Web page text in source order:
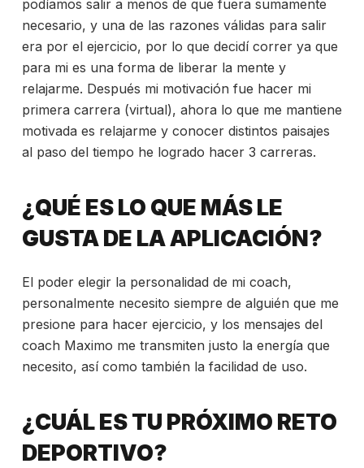
podíamos salir a menos de que fuera sumamente
necesario, y una de las razones válidas para salir
era por el ejercicio, por lo que decidí correr ya que
para mi es una forma de liberar la mente y
relajarme. Después mi motivación fue hacer mi
primera carrera (virtual), ahora lo que me mantiene
motivada es relajarme y conocer distintos paisajes
al paso del tiempo he logrado hacer 3 carreras.
¿QUÉ ES LO QUE MÁS LE
GUSTA DE LA APLICACIÓN?
El poder elegir la personalidad de mi coach,
personalmente necesito siempre de alguién que me
presione para hacer ejercicio, y los mensajes del
coach Maximo me transmiten justo la energía que
necesito, así como también la facilidad de uso.
¿CUÁL ES TU PRÓXIMO RETO
DEPORTIVO?